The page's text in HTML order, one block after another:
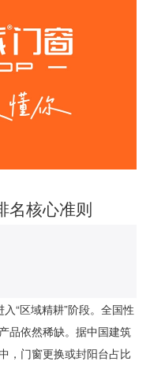
名核心准则
“区域精耕”阶段。全国性
品依然稀缺。据中国建筑
，门窗更换或封阳台占比